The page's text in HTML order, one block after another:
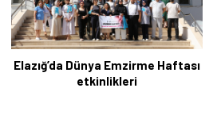
için 6 bin kilometre geldi: Tercüman
Elazığ’da Dünya Emzirme Haftası
etkinlikleri